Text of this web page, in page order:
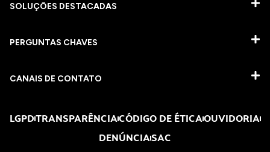
SOLUÇÕES DESTACADAS
PERGUNTAS CHAVES​
CANAIS DE CONTATO
LGPDTRANSPARÊNCIACÓDIGO DE ÉTICAOUVIDORIA
DENÚNCIASAC